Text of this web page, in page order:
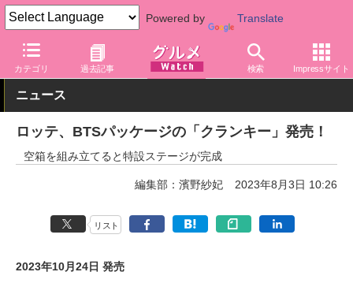
Powered by Translate
カテゴリ 過去記事 検索 Impressサイト
グルメ Watch メーカー 菓子 ロッテ
ニュース
ロッテ、BTSパッケージの「クランキー」発売！
空箱を組み立てると特設ステージが完成
編集部：濱野紗妃 2023年8月3日 10:26
リスト
2023年10月24日 発売